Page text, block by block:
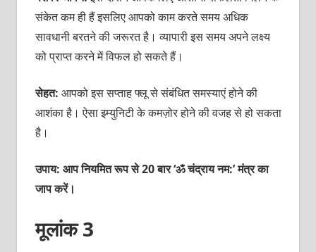
संकेत कम ही हैं इसलिए आपको काम करते समय अधिक
सावधानी बरतने की जरूरत है। व्‍यापारी इस समय अपने लक्ष्‍य
को प्राप्‍त करने में विफल हो सकते हैं।
सेहत: आपको इस सप्‍ताह फ्लू से संबंधित समस्‍याएं होने की
आशंका है। ऐसा इम्‍युनिटी के कमज़ोर होने की वजह से हो सकता
है।
उपाय: आप नियमित रूप से 20 बार ‘ॐ चंद्राय नम:’ मंत्र का
जाप करें।
मूलांक 3